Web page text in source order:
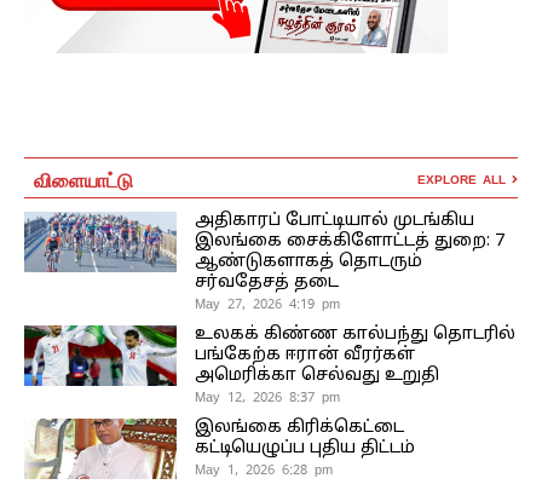
விளையாட்டு EXPLORE ALL
அதிகாரப் போட்டியால் முடங்கிய
இலங்கை சைக்கிளோட்டத் துறை: 7
ஆண்டுகளாகத் தொடரும்
சர்வதேசத் தடை
May 27, 2026 4:19 pm
உலகக் கிண்ண கால்பந்து தொடரில்
பங்கேற்க ஈரான் வீரர்கள்
அமெரிக்கா செல்வது உறுதி
May 12, 2026 8:37 pm
இலங்கை கிரிக்கெட்டை
கட்டியெழுப்ப புதிய திட்டம்
May 1, 2026 6:28 pm